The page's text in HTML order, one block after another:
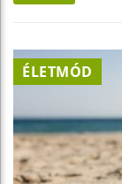
ÉLETMÓD